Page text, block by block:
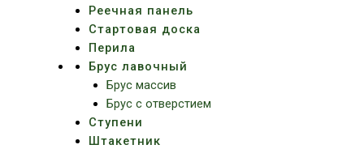
Реечная панель
Стартовая доска
Перила
Брус лавочный
Брус массив
Брус с отверстием
Ступени
Штакетник